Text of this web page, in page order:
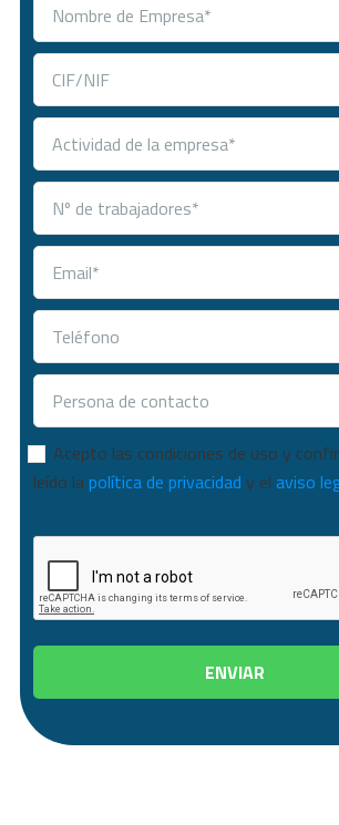
Consentimiento*
Acepto las condiciones de uso y
leído lapolítica de privacidad y el aviso